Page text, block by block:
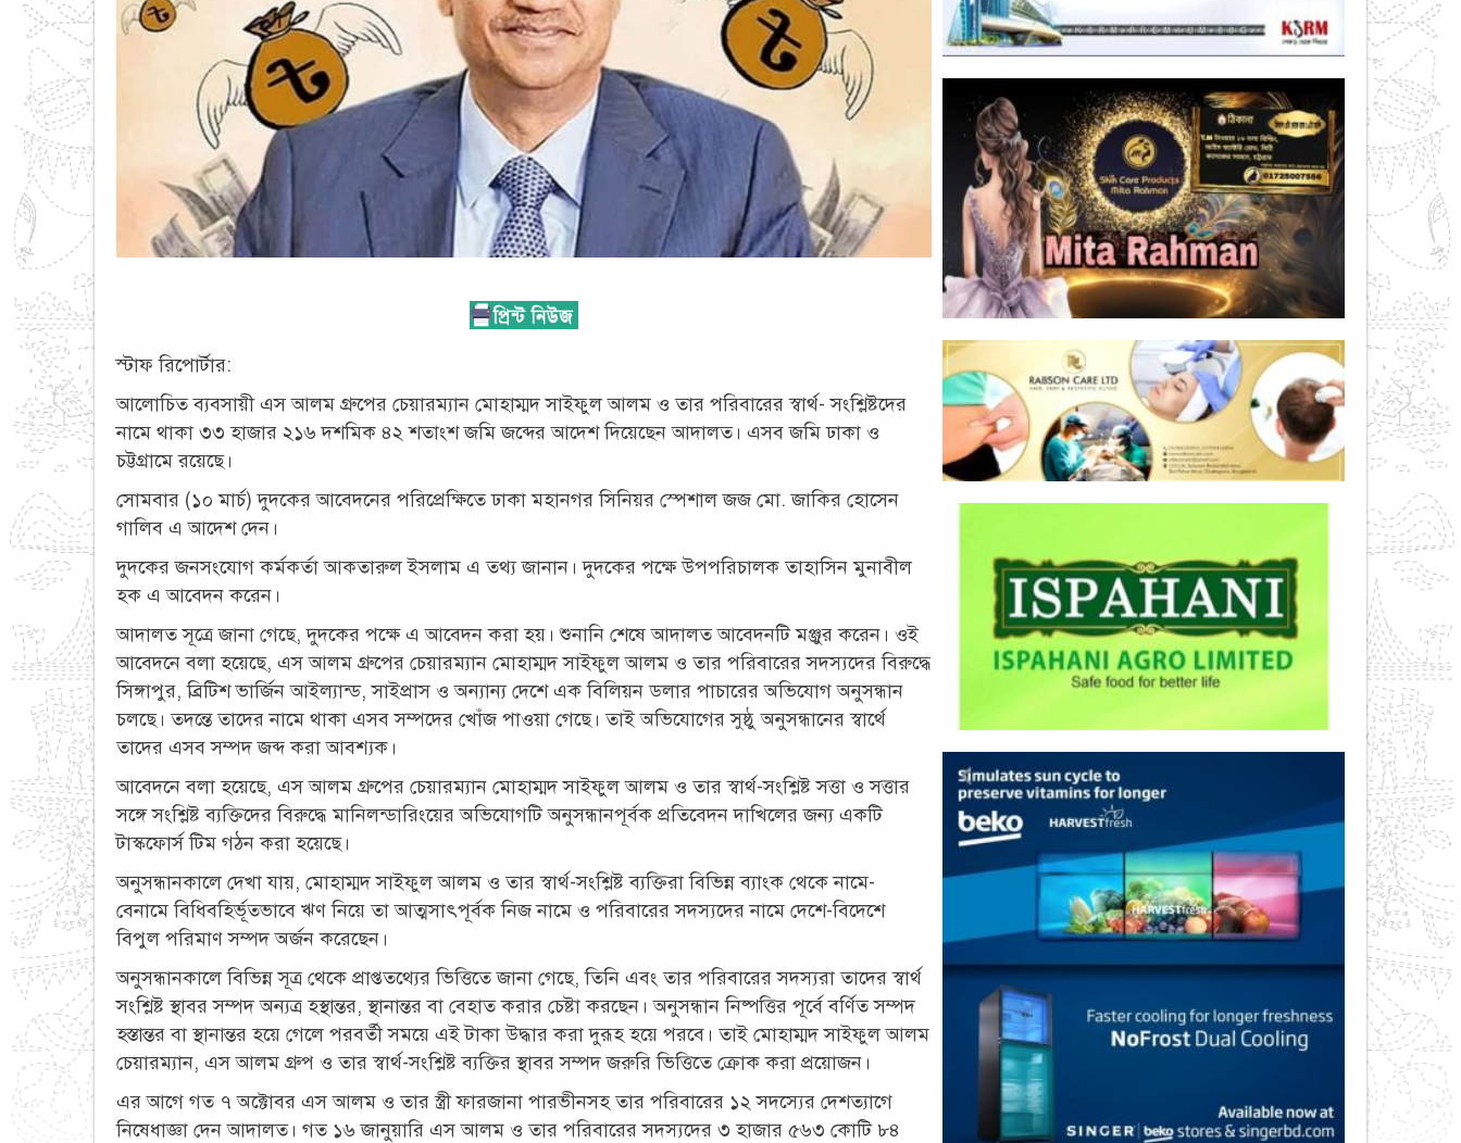
স্টাফ রিপোর্টার:
আলোচিত ব্যবসায়ী এস আলম গ্রুপের চেয়ারম্যান মোহাম্মদ সাইফুল আলম ও তার পরিবারের স্বার্থ- সংশ্লিষ্টদের
নামে থাকা ৩৩ হাজার ২১৬ দশমিক ৪২ শতাংশ জমি জব্দের আদেশ দিয়েছেন আদালত। এসব জমি ঢাকা ও
চট্টগ্রামে রয়েছে।
সোমবার (১০ মার্চ) দুদকের আবেদনের পরিপ্রেক্ষিতে ঢাকা মহানগর সিনিয়র স্পেশাল জজ মো. জাকির হোসেন
গালিব এ আদেশ দেন।
দুদকের জনসংযোগ কর্মকর্তা আকতারুল ইসলাম এ তথ্য জানান। দুদকের পক্ষে উপপরিচালক তাহাসিন মুনাবীল
হক এ আবেদন করেন।
আদালত সূত্রে জানা গেছে, দুদকের পক্ষে এ আবেদন করা হয়। শুনানি শেষে আদালত আবেদনটি মঞ্জুর করেন। ওই
আবেদনে বলা হয়েছে, এস আলম গ্রুপের চেয়ারম্যান মোহাম্মদ সাইফুল আলম ও তার পরিবারের সদস্যদের বিরুদ্ধে
সিঙ্গাপুর, ব্রিটিশ ভার্জিন আইল্যান্ড, সাইপ্রাস ও অন্যান্য দেশে এক বিলিয়ন ডলার পাচারের অভিযোগ অনুসন্ধান
চলছে। তদন্তে তাদের নামে থাকা এসব সম্পদের খোঁজ পাওয়া গেছে। তাই অভিযোগের সুষ্ঠু অনুসন্ধানের স্বার্থে
তাদের এসব সম্পদ জব্দ করা আবশ্যক।
আবেদনে বলা হয়েছে, এস আলম গ্রুপের চেয়ারম্যান মোহাম্মদ সাইফুল আলম ও তার স্বার্থ-সংশ্লিষ্ট সত্তা ও সত্তার
সঙ্গে সংশ্লিষ্ট ব্যক্তিদের বিরুদ্ধে মানিলন্ডারিংয়ের অভিযোগটি অনুসন্ধানপূর্বক প্রতিবেদন দাখিলের জন্য একটি
টাস্কফোর্স টিম গঠন করা হয়েছে।
অনুসন্ধানকালে দেখা যায়, মোহাম্মদ সাইফুল আলম ও তার স্বার্থ-সংশ্লিষ্ট ব্যক্তিরা বিভিন্ন ব্যাংক থেকে নামে-
বেনামে বিধিবহির্ভূতভাবে ঋণ নিয়ে তা আত্মসাৎপূর্বক নিজ নামে ও পরিবারের সদস্যদের নামে দেশে-বিদেশে
বিপুল পরিমাণ সম্পদ অর্জন করেছেন।
অনুসন্ধানকালে বিভিন্ন সূত্র থেকে প্রাপ্ততথ্যের ভিত্তিতে জানা গেছে, তিনি এবং তার পরিবারের সদস্যরা তাদের স্বার্থ
সংশ্লিষ্ট স্থাবর সম্পদ অন্যত্র হস্থান্তর, স্থানান্তর বা বেহাত করার চেষ্টা করছেন। অনুসন্ধান নিষ্পত্তির পূর্বে বর্ণিত সম্পদ
হস্তান্তর বা স্থানান্তর হয়ে গেলে পরবর্তী সময়ে এই টাকা উদ্ধার করা দুরূহ হয়ে পরবে। তাই মোহাম্মদ সাইফুল আলম
চেয়ারম্যান, এস আলম গ্রুপ ও তার স্বার্থ-সংশ্লিষ্ট ব্যক্তির স্থাবর সম্পদ জরুরি ভিত্তিতে ক্রোক করা প্রয়োজন।
এর আগে গত ৭ অক্টোবর এস আলম ও তার স্ত্রী ফারজানা পারভীনসহ তার পরিবারের ১২ সদস্যের দেশত্যাগে
নিষেধাজ্ঞা দেন আদালত। গত ১৬ জানুয়ারি এস আলম ও তার পরিবারের সদস্যদের ৩ হাজার ৫৬৩ কোটি ৮৪